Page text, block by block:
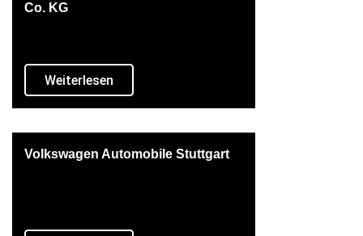
Co. KG
Weiterlesen
Volkswagen Automobile Stuttgart